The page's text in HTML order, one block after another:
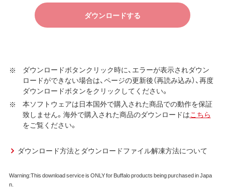
ます）について弊社が保証契約に基づく修理を実施する際
の条件である保証契約約款、およびそれに含まれるソフト
社ダウンロードサービスに提供される、全てのソフトウェ
ア（ユーティリティ・ファームウェア・ドライバなど）を含み
以下、本ソフトウェアといいます）の使用を許諾いたしま
す。
第1条 使用許諾
使用をお客様に非専属的に許諾します。
第2条 知的所有権
ダウンロードする
ダウンロードボタンクリック時に、エラーが表示されダウン
ロードができない場合は、ページの更新後（再読み込み）、再度
ダウンロードボタンをクリックしてください。
本ソフトウェアは日本国外で購入された商品での動作を保証
致しません。海外で購入された商品のダウンロードはこちら
をご覧ください。
ダウンロード方法とダウンロードファイル解凍方法について
Warning:This download service is ONLY for Buffalo products being purchased in Japa
n.